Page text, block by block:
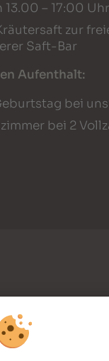
– 17:00 Uhr
zur
Saft-Bar
Aufenthalt:
bei
bei 2